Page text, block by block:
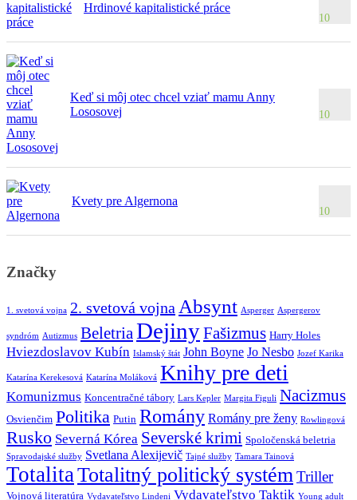
Hrdinové kapitalistické práce
10
Keď si môj otec chcel vziať mamu Anny
Lososovej
10
Kvety pre Algernona
10
Značky
1. svetová vojna 2. svetová vojnaAbsynt Asperger Aspergerov
syndróm Autizmus BeletriaDejinyFašizmus Harry Holes
Hviezdoslavov Kubín Islamský štát John Boyne Jo Nesbo Jozef Karika
Katarína Kerekesová Katarína Moláková Knihy pre deti
Komunizmus Koncentračné tábory Lars Kepler Margita Figuli Nacizmus
Osvienčim Politika Putin Romány Romány pre ženy Rowlingová
Rusko Severná Kórea Severské krimi Spoločenská beletria
Spravodajské služby Svetlana Alexijevič Tajné služby Tamara Tainová
TotalitaTotalitný politický systémTriller
Vojnová literatúra Vydavateľstvo Lindeni Vydavateľstvo Taktik Young adult